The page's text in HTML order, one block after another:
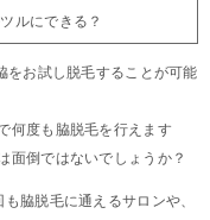
ルにできる？
をお試し脱毛することが可能
何度も脇脱毛を行えます
面倒ではないでしょうか？
脇脱毛に通えるサロンや、